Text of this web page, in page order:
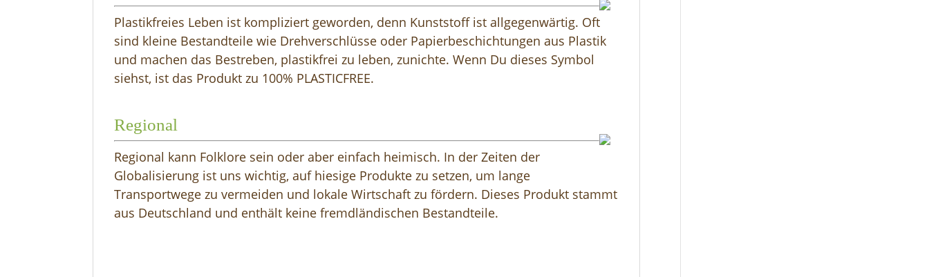
Plastikfreies Leben ist kompliziert geworden, denn Kunststoff ist allgegenwärtig. Oft
sind kleine Bestandteile wie Drehverschlüsse oder Papierbeschichtungen aus Plastik
und machen das Bestreben, plastikfrei zu leben, zunichte. Wenn Du dieses Symbol
siehst, ist das Produkt zu 100% PLASTICFREE.
Regional
Regional kann Folklore sein oder aber einfach heimisch. In der Zeiten der
Globalisierung ist uns wichtig, auf hiesige Produkte zu setzen, um lange
Transportwege zu vermeiden und lokale Wirtschaft zu fördern. Dieses Produkt stammt
aus Deutschland und enthält keine fremdländischen Bestandteile.